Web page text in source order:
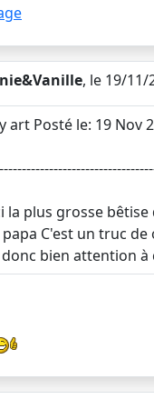
, le 19/11/
art Posté le: 19 Nov
la plus grosse
C'est un truc
donc bien attention